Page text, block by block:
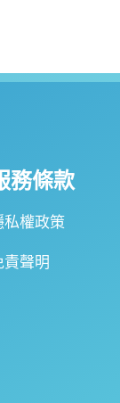
務條款
私權政策
責聲明